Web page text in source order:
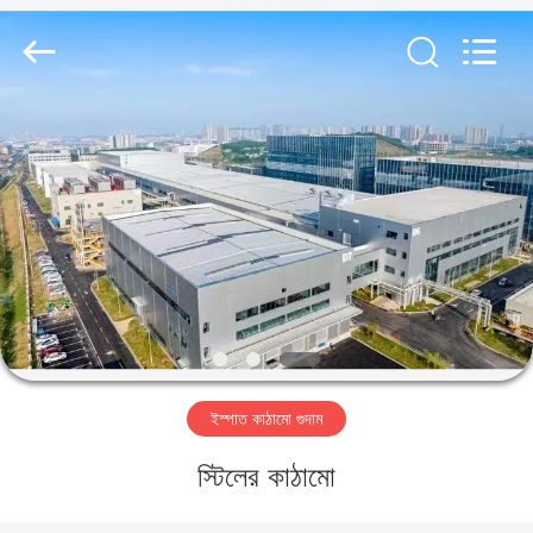
পণ্য
ভিডিও
ভিআর
শো
ইস্পাত কাঠামো গুদাম
স্টিলের কাঠামো